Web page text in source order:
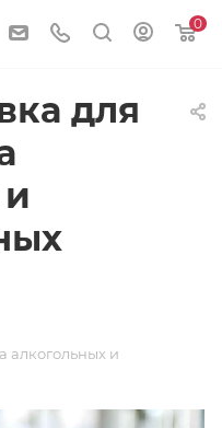
0
для
алкогольных и